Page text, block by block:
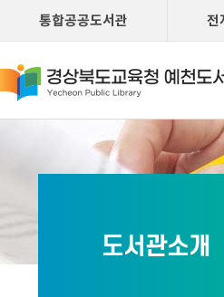
통합공공도서관 전
도서관소개